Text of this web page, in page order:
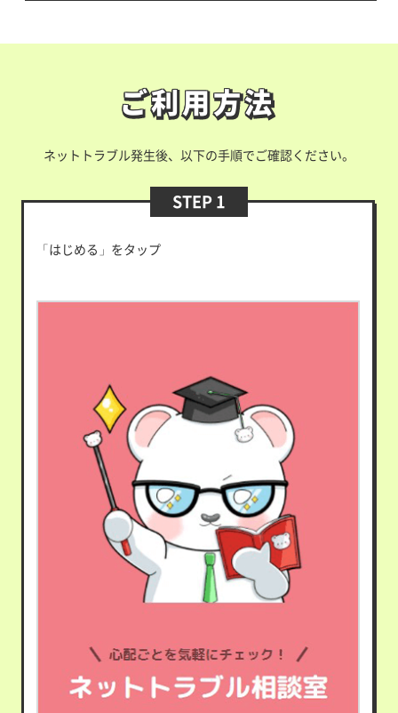
ご利用方法
ご利用方法
ネットトラブル発生後、以下の手順でご確認ください。
STEP 1
「はじめる」をタップ